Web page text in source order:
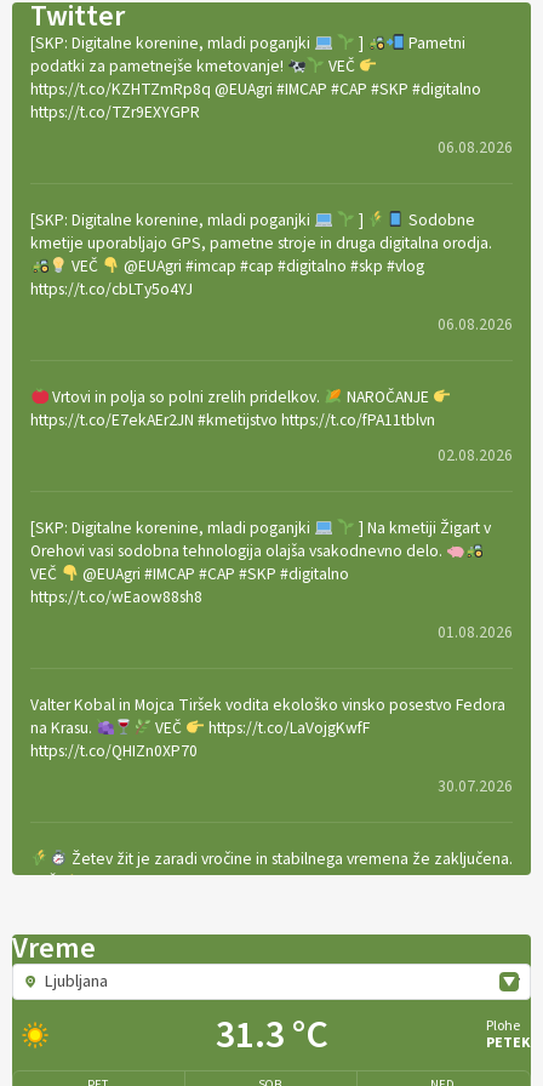
Twitter
[SKP: Digitalne korenine, mladi poganjki ]
Pametni
podatki za pametnejše kmetovanje!
VEČ
https://t.co/KZHTZmRp8q @EUAgri #IMCAP #CAP #SKP #digitalno
https://t.co/TZr9EXYGPR
06.08.2026
[SKP: Digitalne korenine, mladi poganjki ]
Sodobne
kmetije uporabljajo GPS, pametne stroje in druga digitalna orodja.
VEČ
@EUAgri #imcap #cap #digitalno #skp #vlog
https://t.co/cbLTy5o4YJ
06.08.2026
Vrtovi in polja so polni zrelih pridelkov.
NAROČANJE
https://t.co/E7ekAEr2JN #kmetijstvo https://t.co/fPA11tblvn
02.08.2026
[SKP: Digitalne korenine, mladi poganjki
] Na kmetiji Žigart v
Orehovi vasi sodobna tehnologija olajša vsakodnevno delo.
VEČ
@EUAgri #IMCAP #CAP #SKP #digitalno
https://t.co/wEaow88sh8
01.08.2026
Valter Kobal in Mojca Tiršek vodita ekološko vinsko posestvo Fedora
na Krasu.
VEČ
https://t.co/LaVojgKwfF
https://t.co/QHIZn0XP70
30.07.2026
Žetev žit je zaradi vročine in stabilnega vremena že zaključena.
VEČ
https://t.co/bBWaIz6Hhh https://t.co/TtKoOF5ENS
[EKOloško = LOGIČNO
Ameriške borovnice so odlična izbira za
#IMCAP #CAP https://t.co/tQd9tB1THk
22.07.2026
Vreme
Ljubljana
31.3 °C
Plohe
PETEK